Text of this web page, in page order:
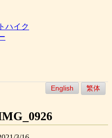
ハイク
English 繁体